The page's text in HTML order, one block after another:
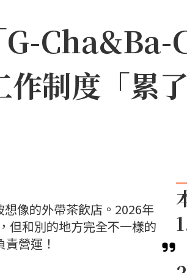
G-Cha&Ba-
制度「累
像的外帶茶飲店。2026年
但和別的地方完全不一樣的
營運！
1